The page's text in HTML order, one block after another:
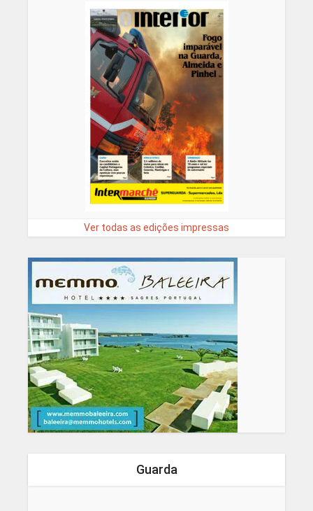
Ver todas as edições impressas
Guarda